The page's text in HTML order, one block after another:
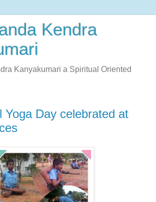
Kendra
Kanyakumari a Spiritual Oriented
Yoga Day celebrated at